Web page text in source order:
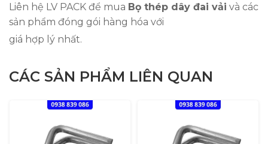
Liên hệ LV PACK để mua Bọ thép dây đai vải và các
sản phẩm đóng gói hàng hóa với
giá hợp lý nhất.
CÁC SẢN PHẨM LIÊN QUAN